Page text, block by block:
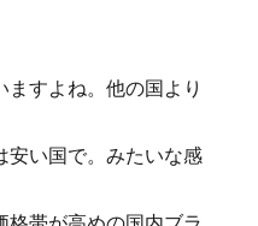
すよね。他の国より
安い国で。みたいな感